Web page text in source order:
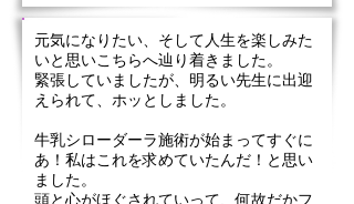
元気になりたい、そして人生を楽しみた
いと思いこちらへ辿り着きました。
緊張していましたが、明るい先生に出迎
えられて、ホッとしました。
牛乳シローダーラ施術が始まってすぐに
あ！私はこれを求めていたんだ！と思い
ました。
頭と心がほぐされていって、何故だかフ